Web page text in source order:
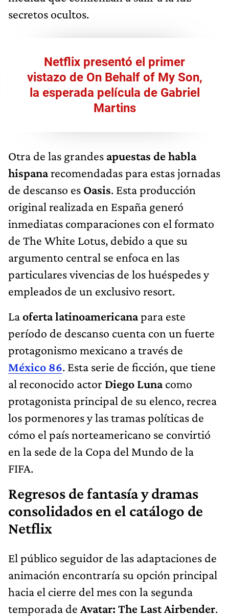
secretos ocultos.
Netflix presentó el primer
vistazo de On Behalf of My Son,
la esperada película de Gabriel
Martins
Otra de las grandes apuestas de habla
hispanarecomendadas para estas jornadas
de descanso es Oasis. Esta producción
original realizada en España generó
inmediatas comparaciones con el formato
de The White Lotus, debido a que su
argumento central se enfoca en las
particulares vivencias de los huéspedes y
empleados de un exclusivo resort.
Laoferta latinoamericanapara este
período de descanso cuenta con un fuerte
protagonismo mexicano a través de
México 86. Esta serie de ficción, que tiene
al reconocido actor Diego Lunacomo
protagonista principal de su elenco, recrea
los pormenores y las tramas políticas de
cómo el país norteamericano se convirtió
en la sede de la Copa del Mundo de la
FIFA.
Regresos de fantasía y dramas
consolidados en el catálogo de
Netflix
El público seguidor de las adaptaciones de
animación encontraría su opción principal
hacia el cierre del mes con la segunda
temporada de Avatar: The Last Airbender.